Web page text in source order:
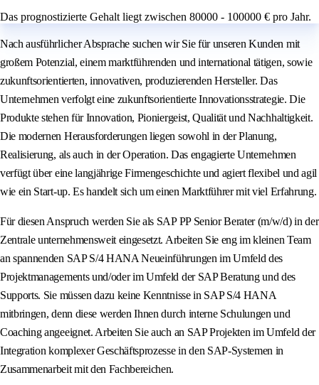
Das prognostizierte Gehalt liegt zwischen 80000 - 100000 € pro Jahr.
Nach ausführlicher Absprache suchen wir Sie für unseren Kunden mit
großem Potenzial, einem marktführenden und international tätigen, sowie
zukunftsorientierten, innovativen, produzierenden Hersteller. Das
Unternehmen verfolgt eine zukunftsorientierte Innovationsstrategie. Die
Produkte stehen für Innovation, Pioniergeist, Qualität und Nachhaltigkeit.
Die modernen Herausforderungen liegen sowohl in der Planung,
Realisierung, als auch in der Operation. Das engagierte Unternehmen
verfügt über eine langjährige Firmengeschichte und agiert flexibel und agil
wie ein Start-up. Es handelt sich um einen Marktführer mit viel Erfahrung.
Für diesen Anspruch werden Sie als SAP PP Senior Berater (m/w/d) in der
Zentrale unternehmensweit eingesetzt. Arbeiten Sie eng im kleinen Team
an spannenden SAP S/4 HANA Neueinführungen im Umfeld des
Projektmanagements und/oder im Umfeld der SAP Beratung und des
Supports. Sie müssen dazu keine Kenntnisse in SAP S/4 HANA
mitbringen, denn diese werden Ihnen durch interne Schulungen und
Coaching angeeignet. Arbeiten Sie auch an SAP Projekten im Umfeld der
Integration komplexer Geschäftsprozesse in den SAP-Systemen in
Zusammenarbeit mit den Fachbereichen.